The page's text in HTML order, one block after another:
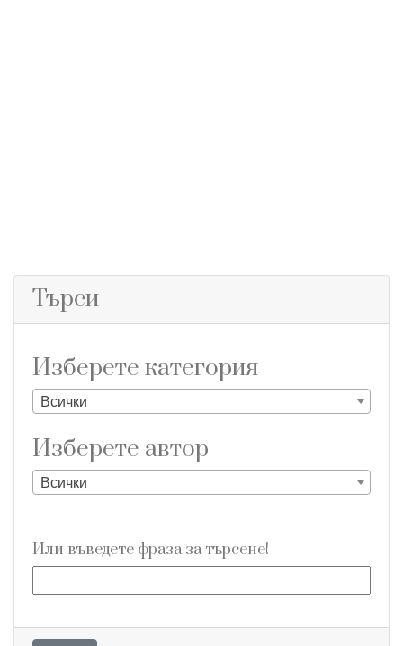
Търси
Изберете категория
Всички
Изберете aвтор
Всички
Или въведете фраза за търсене!